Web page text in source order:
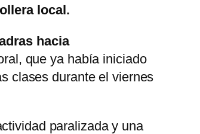
local.
hacia
que ya había iniciado
clases durante el viernes
paralizada y una